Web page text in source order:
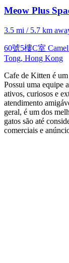
Meow Plus
3.5 mi / 5.7 km
60號5樓C室
Tong, Hong Kong
Cafe de Kitten é
Possui uma equipe
ativos, curiosos e
atendimento
geral, é um dos
gatos são até
comerciais e